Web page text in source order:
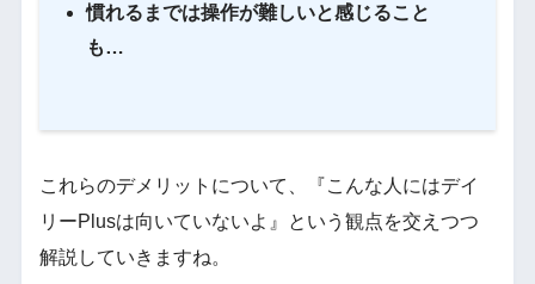
慣れるまでは操作が難しいと感じること
も…
これらのデメリットについて、『こんな人にはデイ
リーPlusは向いていないよ』という観点を交えつつ
解説していきますね。